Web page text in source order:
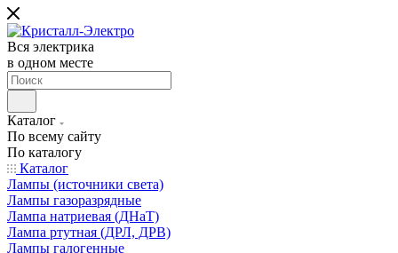
Вся электрика
в одном месте
Каталог
По всему сайту
По каталогу
Каталог
Лампы (источники света)
Лампы газоразрядные
Лампа натриевая (ДНаТ)
Лампа ртутная (ДРЛ, ДРВ)
Лампы галогенные